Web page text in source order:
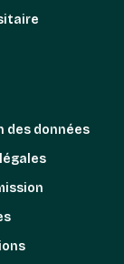
des données